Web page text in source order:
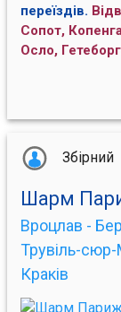
переїздів.
Сопот,
Осло,
Збірний
Шарм
Вроцлав -
Трувіль-
Краків